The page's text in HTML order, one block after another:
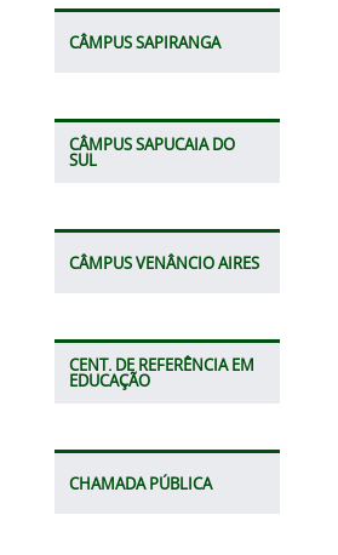
CÂMPUS SAPIRANGA
CÂMPUS SAPUCAIA DO
SUL
CÂMPUS VENÂNCIO AIRES
CENT. DE REFERÊNCIA EM
EDUCAÇÃO
CHAMADA PÚBLICA